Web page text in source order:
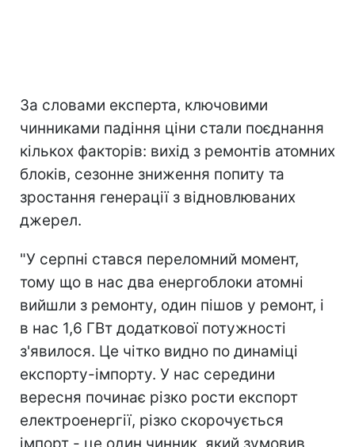
За словами експерта, ключовими
чинниками падіння ціни стали поєднання
кількох факторів: вихід з ремонтів атомних
блоків, сезонне зниження попиту та
зростання генерації з відновлюваних
джерел.
"У серпні стався переломний момент,
тому що в нас два енергоблоки атомні
вийшли з ремонту, один пішов у ремонт, і
в нас 1,6 ГВт додаткової потужності
з'явилося. Це чітко видно по динаміці
експорту-імпорту. У нас середини
вересня починає різко рости експорт
електроенергії, різко скорочується
імпорт - це один чинник, який зумовив